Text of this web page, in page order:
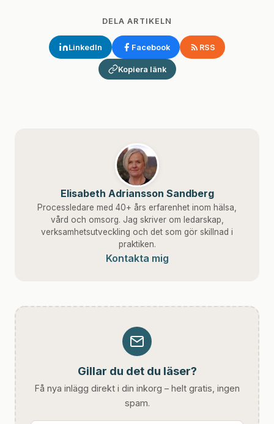
DELA ARTIKELN
LinkedIn Facebook RSS
Kopiera länk
Elisabeth Adriansson Sandberg
Processledare med 40+ års erfarenhet inom hälsa,
vård och omsorg. Jag skriver om ledarskap,
verksamhetsutveckling och det som gör skillnad i
praktiken.
Kontakta mig
Gillar du det du läser?
Få nya inlägg direkt i din inkorg – helt gratis, ingen
spam.